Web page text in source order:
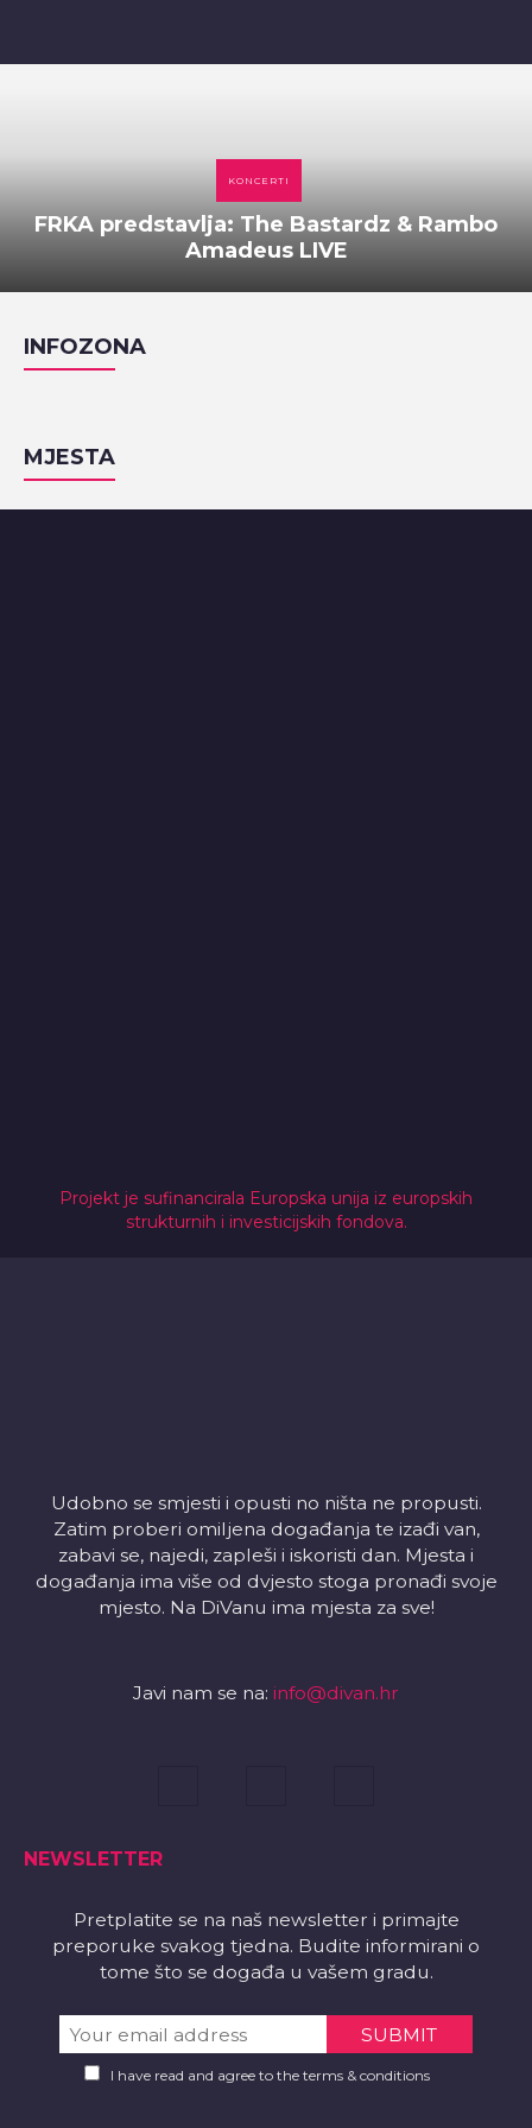
KONCERTI
FRKA predstavlja: The Bastardz & Rambo
Amadeus LIVE
INFOZONA
MJESTA
Projekt je sufinancirala Europska unija iz europskih
strukturnih i investicijskih fondova.
Udobno se smjesti i opusti no ništa ne propusti.
Zatim proberi omiljena događanja te izađi van,
zabavi se, najedi, zapleši i iskoristi dan. Mjesta i
događanja ima više od dvjesto stoga pronađi svoje
mjesto. Na DiVanu ima mjesta za sve!
Javi nam se na: info@divan.hr
NEWSLETTER
Pretplatite se na naš newsletter i primajte
preporuke svakog tjedna. Budite informirani o
tome što se događa u vašem gradu.
I have read and agree to the terms & conditions